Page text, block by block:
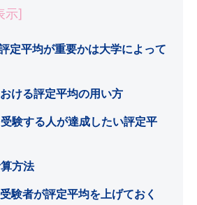
示]
定平均が重要かは大学によって
ける評定平均の用い方
験する人が達成したい評定平
方法
験者が評定平均を上げておく